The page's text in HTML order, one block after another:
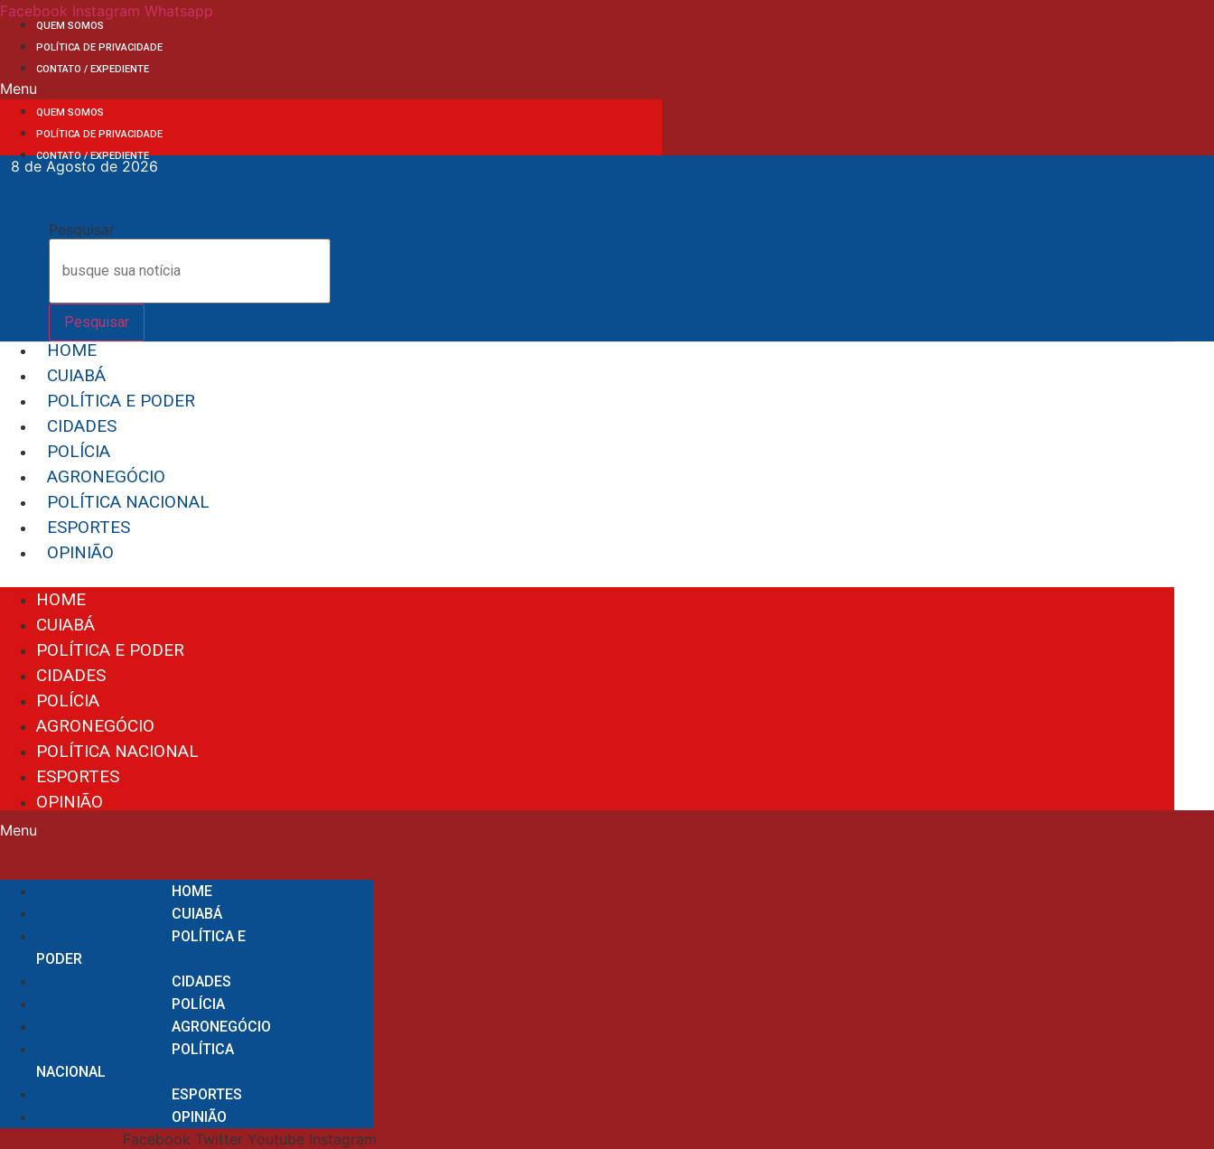
Ir
para
conteúdo
Facebook Instagram Whatsapp
QUEM SOMOS
POLÍTICA DE PRIVACIDADE
CONTATO / EXPEDIENTE
Menu
QUEM SOMOS
POLÍTICA DE PRIVACIDADE
CONTATO / EXPEDIENTE
8 de Agosto de 2026
Pesquisar
Pesquisar
HOME
CUIABÁ
POLÍTICA E PODER
CIDADES
POLÍCIA
AGRONEGÓCIO
POLÍTICA NACIONAL
ESPORTES
OPINIÃO
HOME
CUIABÁ
POLÍTICA E PODER
CIDADES
POLÍCIA
AGRONEGÓCIO
POLÍTICA NACIONAL
ESPORTES
OPINIÃO
Menu
HOME
CUIABÁ
POLÍTICA E
PODER
CIDADES
POLÍCIA
AGRONEGÓCIO
POLÍTICA
NACIONAL
ESPORTES
OPINIÃO
Facebook Twitter Youtube Instagram